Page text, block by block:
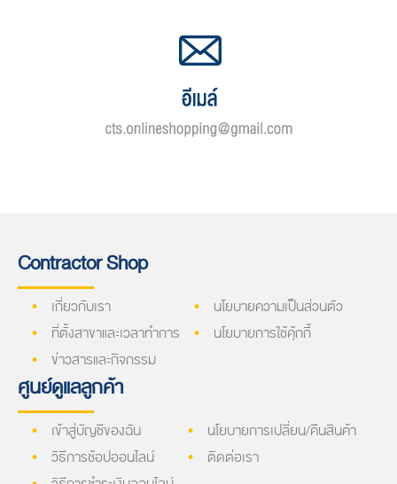
Contractor Shop
เกี่ยวกับเรา
ที่ตั้งสาขาและเวลาทำการ
ข่าวสารและกิจกรรม
นโยบายความเป็นส่วนตัว
นโยบายการใช้คุ้กกี้
ศูนย์ดูแลลูกค้า
เข้าสู่บัญชีของฉัน
วิธีการช้อปออนไลน์
นโยบายการเปลี่ยน/คืนสินค้า
ติดต่อเรา